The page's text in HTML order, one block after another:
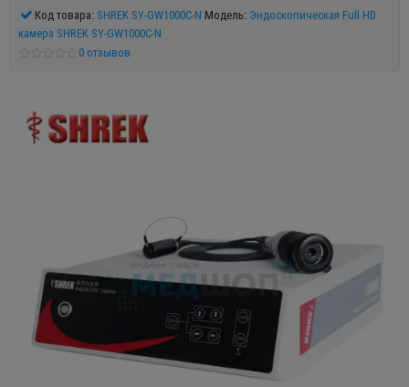
Код товара: SHREK SY-GW1000C-N Модель: Эндоскопическая Full HD
камера SHREK SY-GW1000C-N
0 отзывов